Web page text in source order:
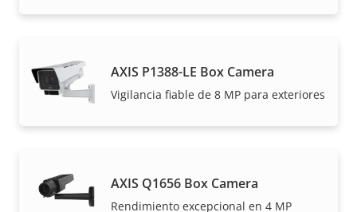
AXIS P1388-LE Box Camera
Vigilancia fiable de 8 MP para exteriores
AXIS Q1656 Box Camera
Rendimiento excepcional en 4 MP